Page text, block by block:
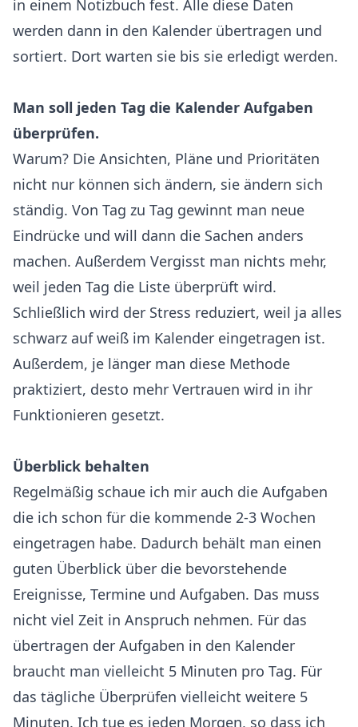
in einem Notizbuch fest. Alle diese Daten
werden dann in den Kalender übertragen und
sortiert. Dort warten sie bis sie erledigt werden.
Man soll jeden Tag die Kalender Aufgaben
überprüfen.
Warum? Die Ansichten, Pläne und Prioritäten
nicht nur können sich ändern, sie ändern sich
ständig. Von Tag zu Tag gewinnt man neue
Eindrücke und will dann die Sachen anders
machen. Außerdem Vergisst man nichts mehr,
weil jeden Tag die Liste überprüft wird.
Schließlich wird der Stress reduziert, weil ja alles
schwarz auf weiß im Kalender eingetragen ist.
Außerdem, je länger man diese Methode
praktiziert, desto mehr Vertrauen wird in ihr
Funktionieren gesetzt.
Überblick behalten
Regelmäßig schaue ich mir auch die Aufgaben
die ich schon für die kommende 2-3 Wochen
eingetragen habe. Dadurch behält man einen
guten Überblick über die bevorstehende
Ereignisse, Termine und Aufgaben. Das muss
nicht viel Zeit in Anspruch nehmen. Für das
übertragen der Aufgaben in den Kalender
braucht man vielleicht 5 Minuten pro Tag. Für
das tägliche Überprüfen vielleicht weitere 5
Minuten. Ich tue es jeden Morgen, so dass ich